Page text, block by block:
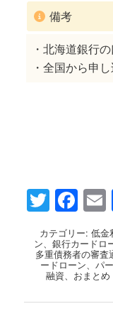
備考
・北海道銀行
・全国から申
カテゴリー: 低金
ン 、銀行カードロ
多重債務者の審査
ードローン 、パ
融資 おまとめ